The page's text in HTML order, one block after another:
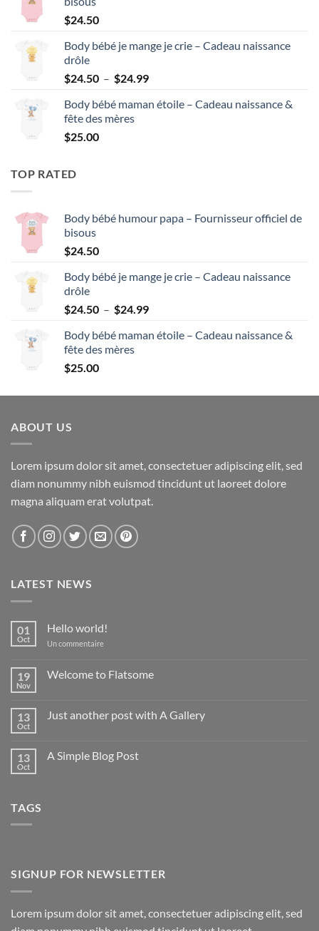
$24.50
Body bébé je mange je crie – Cadeau naissance
drôle
$24.50 – $24.99Plage
prix :
Body bébé maman étoile – Cadeau naissance &
fête des mères
$25.00
TOP RATED
Body bébé humour papa – Fournisseur officiel de
bisous
$24.50
Body bébé je mange je crie – Cadeau naissance
drôle
$24.50 – $24.99Plage
prix :
Body bébé maman étoile – Cadeau naissance &
fête des mères
$25.00
ABOUT US
Lorem ipsum dolor sit amet, consectetuer adipiscing elit, sed
diam nonummy nibh euismod tincidunt ut laoreet dolore
magna aliquam erat volutpat.
LATEST NEWS
01
Oct
Hello world!
Un commentaire
19
Nov
Welcome to Flatsome
Welcome
13
Oct
Just another post with A Gallery
Just
13
Oct
A Simple Blog Post
TAGS
SIGNUP FOR NEWSLETTER
Lorem ipsum dolor sit amet, consectetuer adipiscing elit, sed